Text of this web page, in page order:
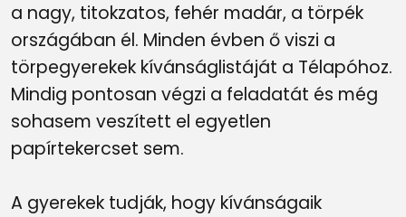
a nagy, titokzatos, fehér madár, a törpék
országában él. Minden évben ő viszi a
törpegyerekek kívánságlistáját a Télapóhoz.
Mindig pontosan végzi a feladatát és még
sohasem veszített el egyetlen
papírtekercset sem.
A gyerekek tudják, hogy kívánságaik